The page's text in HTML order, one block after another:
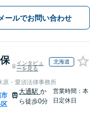
ールでお問い合わせ
インタビュ
ーを見る
北海道
原・愛須法律事務所
大通駅 か
ら徒歩0分
営業時間：本
日定休日